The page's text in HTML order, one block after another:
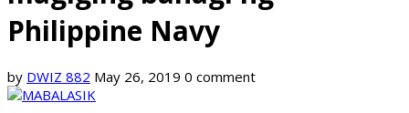
Philippine Navy
by DWIZ 882 May 26, 2019 0 comment